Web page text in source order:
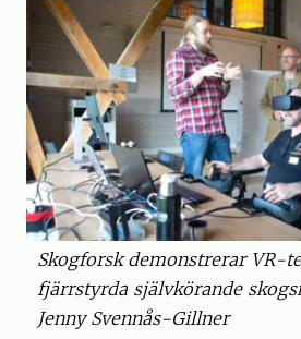
Skogforsk demonstrerar VR-
fjärrstyrda självkörande
Jenny Svennås-Gillner